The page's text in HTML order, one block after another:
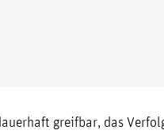
greifbar, das